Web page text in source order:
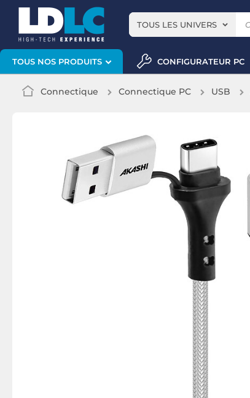
TOUS LES UNIVERS
TOUS NOS PRODUITS CONFIGURATEUR PC
Connectique Connectique PC USB